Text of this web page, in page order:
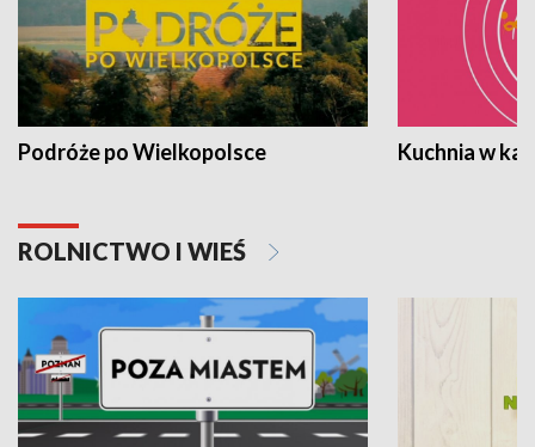
Podróże po Wielkopolsce Kuchnia w
ROLNICTWO I WIEŚ